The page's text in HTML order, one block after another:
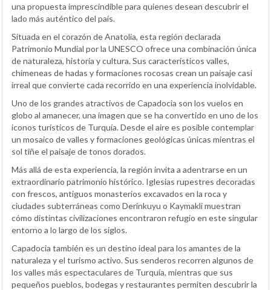
una propuesta imprescindible para quienes desean descubrir el
lado más auténtico del país.
Situada en el corazón de Anatolia, esta región declarada
Patrimonio Mundial por la UNESCO ofrece una combinación única
de naturaleza, historia y cultura. Sus característicos valles,
chimeneas de hadas y formaciones rocosas crean un paisaje casi
irreal que convierte cada recorrido en una experiencia inolvidable.
Uno de los grandes atractivos de Capadocia son los vuelos en
globo al amanecer, una imagen que se ha convertido en uno de los
iconos turísticos de Turquía. Desde el aire es posible contemplar
un mosaico de valles y formaciones geológicas únicas mientras el
sol tiñe el paisaje de tonos dorados.
Más allá de esta experiencia, la región invita a adentrarse en un
extraordinario patrimonio histórico. Iglesias rupestres decoradas
con frescos, antiguos monasterios excavados en la roca y
ciudades subterráneas como Derinkuyu o Kaymakli muestran
cómo distintas civilizaciones encontraron refugio en este singular
entorno a lo largo de los siglos.
Capadocia también es un destino ideal para los amantes de la
naturaleza y el turismo activo. Sus senderos recorren algunos de
los valles más espectaculares de Turquía, mientras que sus
pequeños pueblos, bodegas y restaurantes permiten descubrir la